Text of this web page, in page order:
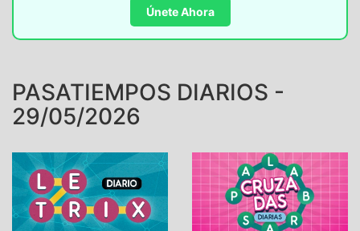
Únete Ahora
PASATIEMPOS DIARIOS -
29/05/2026